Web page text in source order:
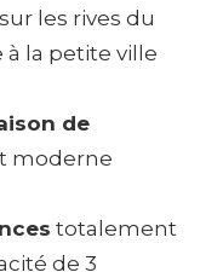
les rives du
à la petite ville
de
moderne
totalement
de 3